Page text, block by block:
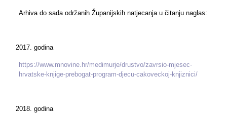
Arhiva do sada održanih Županijskih natjecanja u čitanju naglas:
godina
https://www.mnovine.hr/medimurje/drustvo/zavrsio-mjesec-
hrvatske-knjige-prebogat-program-djecu-cakoveckoj-knjiznici/
godina